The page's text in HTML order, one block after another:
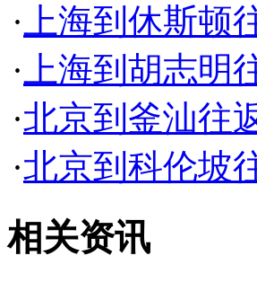
· 上海到休斯顿
· 上海到胡志明
·北京到釜汕往
·北京到科伦坡
相关资讯